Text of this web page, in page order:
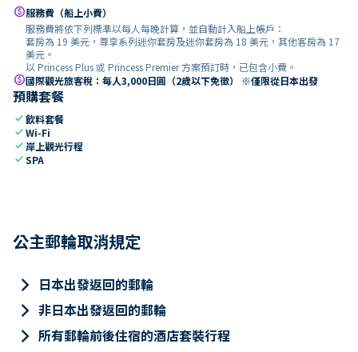
paid服務費（船上小費）
服務費將依下列標準以每人每晚計算，並自動計入船上帳戶：
套房為 19 美元，尊享系列迷你套房及迷你套房為 18 美元，其他客房為 17
美元。
以 Princess Plus 或 Princess Premier 方案預訂時，已包含小費。
paid國際觀光旅客稅：每人3,000日圓（2歲以下免徵） ※僅限從日本出發
預購套餐
check飲料套餐
checkWi-Fi
check 岸上觀光行程
checkSPA
公主郵輪取消規定
keyboard_arrow_right 日本出發返回的郵輪
keyboard_arrow_right 非日本出發返回的郵輪
keyboard_arrow_right 所有郵輪前後住宿的酒店套裝行程